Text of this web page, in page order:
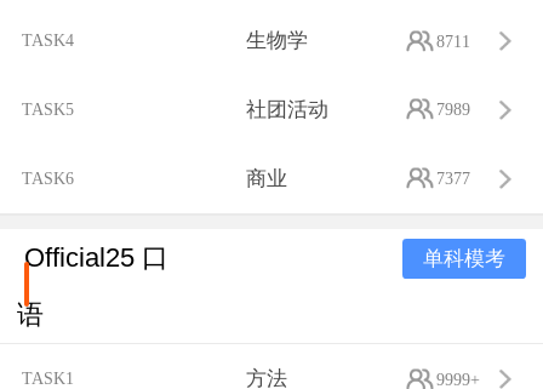
TASK4 生物学 8711
TASK5 社团活动 7989
TASK6 商业 7377
Official25 口
语
单科模考
TASK1 方法 9999+